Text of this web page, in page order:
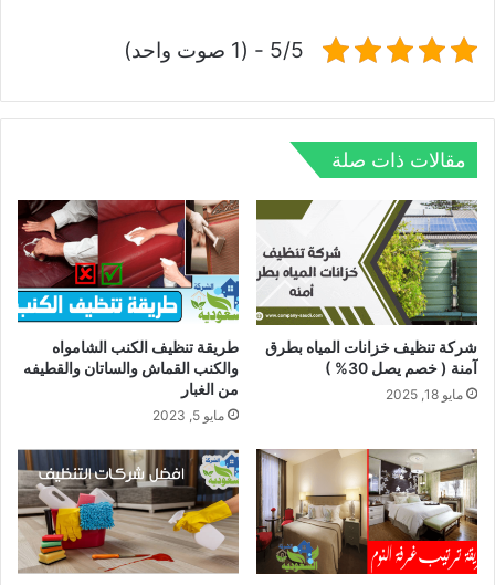
5/5 - (1 صوت واحد)
مقالات ذات صلة
شركة تنظيف خزانات المياه بطرق
آمنة ( خصم يصل 30% )
مايو 18, 2025
طريقة تنظيف الكنب الشامواه
والكنب القماش والساتان والقطيفه
من الغبار
مايو 5, 2023